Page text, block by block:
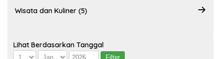
Wisata dan Kuliner (5)
Lihat Berdasarkan Tanggal